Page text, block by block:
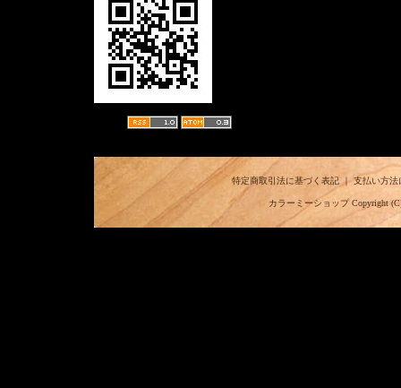
特定商取引法に基づく表記｜支払い方法
カラーミーショップCopyright